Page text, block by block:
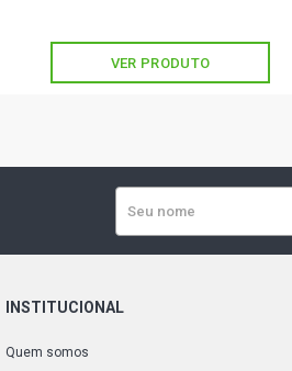
VER PRODUTO
INSTITUCIONAL
Quem somos